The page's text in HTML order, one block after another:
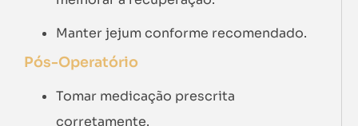
Manter jejum conforme recomendado.
Pós-Operatório
Tomar medicação prescrita
corretamente.